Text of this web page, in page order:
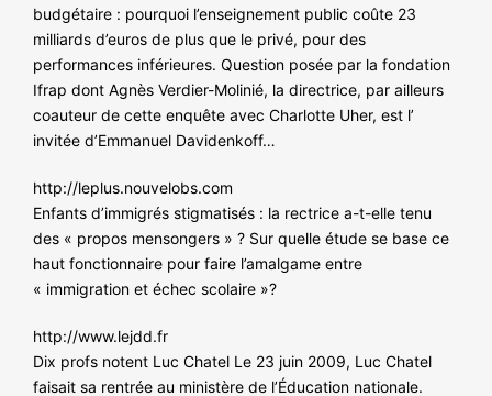
budgétaire : pourquoi l’enseignement public coûte 23
milliards d’euros de plus que le privé, pour des
performances inférieures. Question posée par la fondation
Ifrap dont Agnès Verdier-Molinié, la directrice, par ailleurs
coauteur de cette enquête avec Charlotte Uher, est l’
invitée d’Emmanuel Davidenkoff…
http://leplus.nouvelobs.com
Enfants d’immigrés stigmatisés : la rectrice a-t-elle tenu
des « propos mensongers » ? Sur quelle étude se base ce
haut fonctionnaire pour faire l’amalgame entre
« immigration et échec scolaire »?
http://www.lejdd.fr
Dix profs notent Luc Chatel Le 23 juin 2009, Luc Chatel
faisait sa rentrée au ministère de l’Éducation nationale.